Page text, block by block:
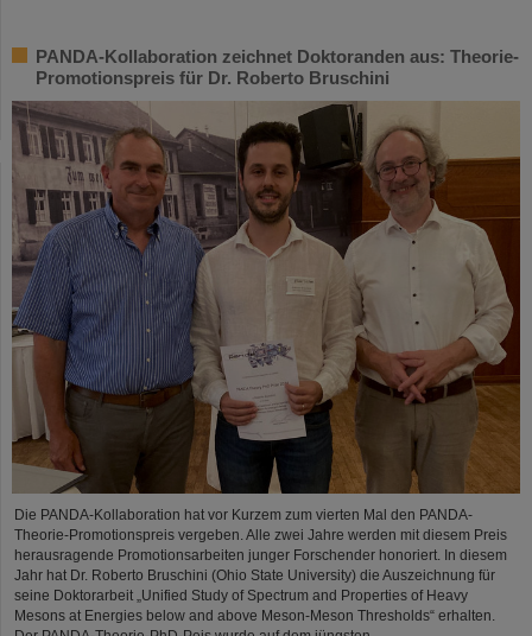
PANDA-Kollaboration zeichnet Doktoranden aus: Theorie-
Promotionspreis für Dr. Roberto Bruschini
Die PANDA-Kollaboration hat vor Kurzem zum vierten Mal den PANDA-
Theorie-Promotionspreis vergeben. Alle zwei Jahre werden mit diesem Preis
herausragende Promotionsarbeiten junger Forschender honoriert. In diesem
Jahr hat Dr. Roberto Bruschini (Ohio State University) die Auszeichnung für
seine Doktorarbeit „Unified Study of Spectrum and Properties of Heavy
Mesons at Energies below and above Meson-Meson Thresholds“ erhalten.